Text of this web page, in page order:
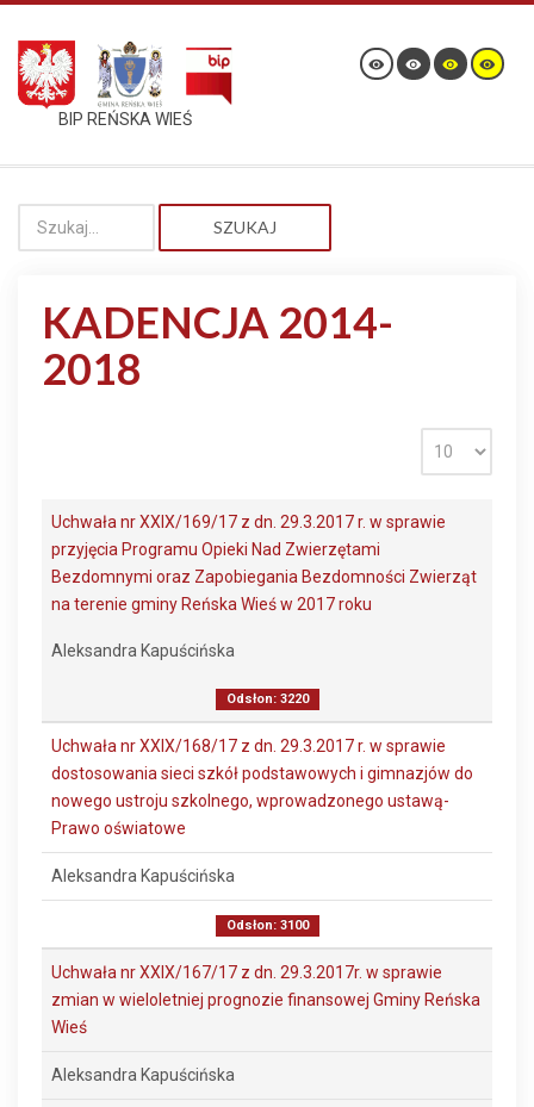
BIP REŃSKA WIEŚ
SZUKAJ
KADENCJA 2014-
2018
Uchwała nr XXIX/169/17 z dn. 29.3.2017 r. w sprawie
przyjęcia Programu Opieki Nad Zwierzętami
Bezdomnymi oraz Zapobiegania Bezdomności Zwierząt
na terenie gminy Reńska Wieś w 2017 roku
Aleksandra Kapuścińska
Odsłon: 3220
Uchwała nr XXIX/168/17 z dn. 29.3.2017 r. w sprawie
dostosowania sieci szkół podstawowych i gimnazjów do
nowego ustroju szkolnego, wprowadzonego ustawą-
Prawo oświatowe
Aleksandra Kapuścińska
Odsłon: 3100
Uchwała nr XXIX/167/17 z dn. 29.3.2017r. w sprawie
zmian w wieloletniej prognozie finansowej Gminy Reńska
Wieś
Aleksandra Kapuścińska